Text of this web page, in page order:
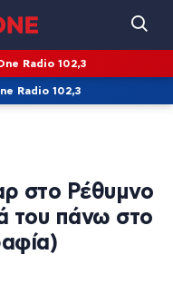
Radio 102,3
Radio 102,3
στο Ρέθυμνο
του πάνω στο